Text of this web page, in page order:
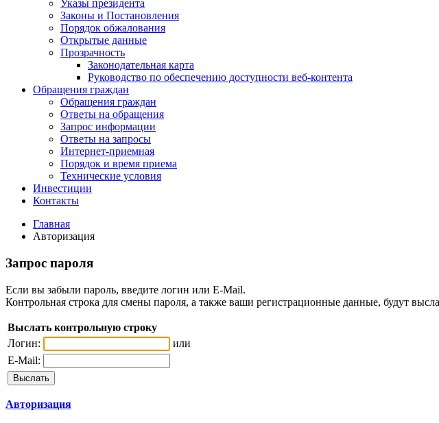
Указы президента
Законы и Постановления
Порядок обжалования
Открытые данные
Прозрачность
Законодательная карта
Руководство по обеспечению доступности веб-контента
Обращения граждан
Обращения граждан
Ответы на обращения
Запрос информации
Ответы на запросы
Интернет-приемная
Порядок и время приема
Технические условия
Инвестиции
Контакты
Главная
Авторизация
Запрос пароля
Если вы забыли пароль, введите логин или E-Mail.
Контрольная строка для смены пароля, а также ваши регистрационные данные, будут
Выслать контрольную строку
Логин:
или
E-Mail:
Авторизация